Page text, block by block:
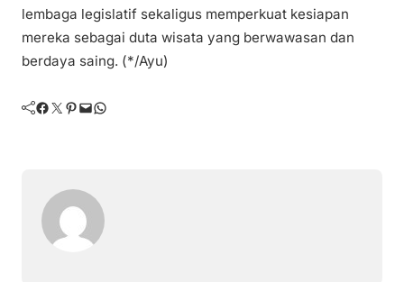
lembaga legislatif sekaligus memperkuat kesiapan
mereka sebagai duta wisata yang berwawasan dan
berdaya saing. (*/Ayu)
Facebook Twitter Pinterest Mail WhatsApp